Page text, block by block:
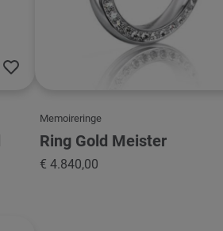
Memoireringe
Ring Gold Meister
€ 4.840,00